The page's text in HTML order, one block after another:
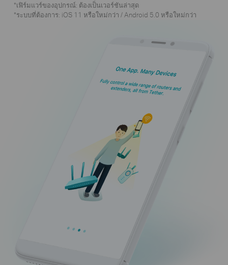
*เฟิร์มแวร์ของอุปกรณ์: ต้องเป็นเวอร์ชันล่าสุด
*ระบบที่ต้องการ: iOS 11 หรือใหม่กว่า / Android 5.0 หรือใหม่กว่า